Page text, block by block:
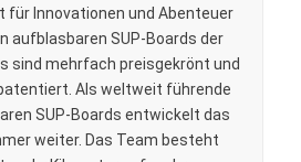
für Innovationen und Abenteuer
aufblasbaren SUP-Boards der
sind mehrfach preisgekrönt und
Als weltweit führende
SUP-Boards entwickelt das
weiter. Das Team besteht